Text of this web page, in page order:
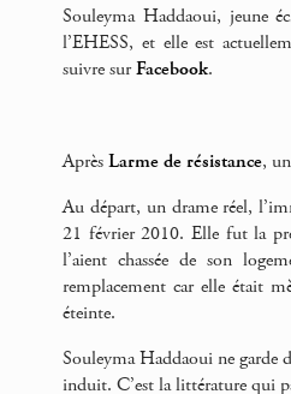
Souleyma Haddaoui, jeune
l’EHESS, et elle est
suivre surFacebook.
AprèsLarme de résistance,
Au départ, un drame réel,
21 février 2010. Elle fut la
l’aient chassée de son
remplacement car elle était
éteinte.
Souleyma Haddaoui ne garde
induit. C’est la littérature qui